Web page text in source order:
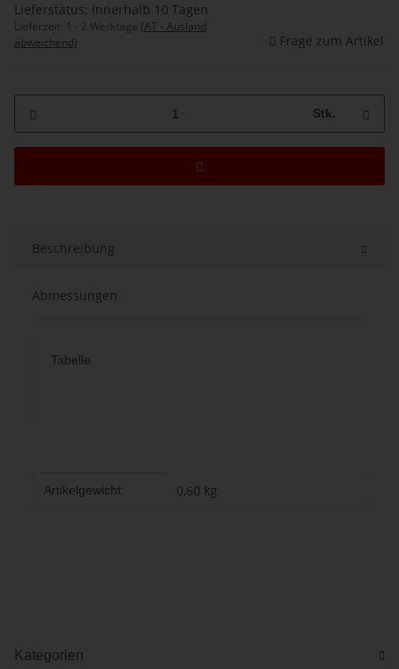
Lieferstatus: innerhalb 10 Tagen
Lieferzeit: 1 - 2 Werktage (AT - Ausland
abweichend)
Frage zum Artikel
Stk.
Beschreibung
Abmessungen
Tabelle
Produkteigenschaft
Wert
Artikelgewicht: 0,60 kg
Kategorien